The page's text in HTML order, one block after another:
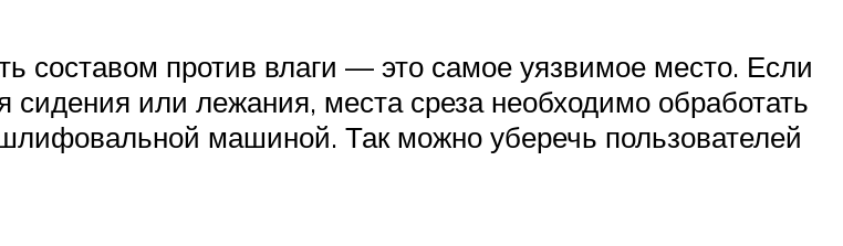
составом против влаги — это самое уязвимое место. Если
сидения или лежания, места среза необходимо обработать
машиной. Так можно уберечь пользователей